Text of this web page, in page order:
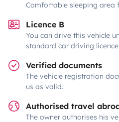
Comfortable sleeping area
Licence B
You can drive this vehicle
standard car driving
Verified documents
The vehicle registration
us as valid.
Authorised travel
The owner authorises his